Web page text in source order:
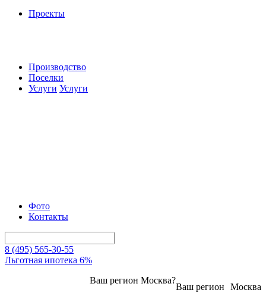
Проекты
Производство
Поселки
Услуги Услуги
Фото
Контакты
8 (495) 565-30-55
Льготная ипотека 6%
Москва
Ваш регион
Ваш регион Москва?